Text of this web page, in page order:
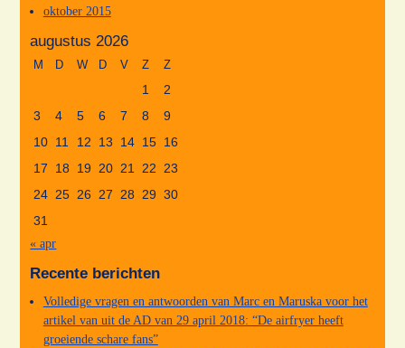
oktober 2015
augustus 2026
M D W D V Z Z
1
2
3
4 5 6 7 8
9
10 11 12 13 14 15 16
17
18 19 20 21 22
23
24 25 26 27 28 29 30
31
« apr
Recente berichten
Volledige vragen en antwoorden van Marc en Maruska voor het
artikel van uit de AD van 29 april 2018: “De airfryer heeft
groeiende schare fans”